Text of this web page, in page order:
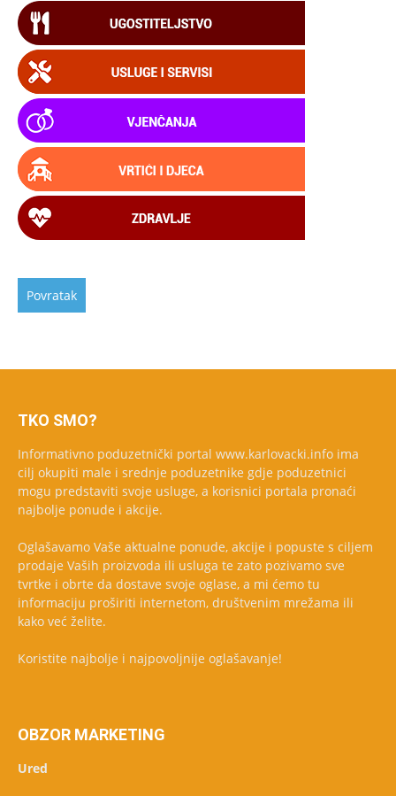
TKO SMO?
Informativno poduzetnički portal www.karlovacki.info ima
cilj okupiti male i srednje poduzetnike gdje poduzetnici
mogu predstaviti svoje usluge, a korisnici portala pronaći
najbolje ponude i akcije.
Oglašavamo Vaše aktualne ponude, akcije i popuste s ciljem
prodaje Vaših proizvoda ili usluga te zato pozivamo sve
tvrtke i obrte da dostave svoje oglase, a mi ćemo tu
informaciju proširiti internetom, društvenim mrežama ili
kako već želite.
Koristite najbolje i najpovoljnije oglašavanje!
OBZOR MARKETING
Ured